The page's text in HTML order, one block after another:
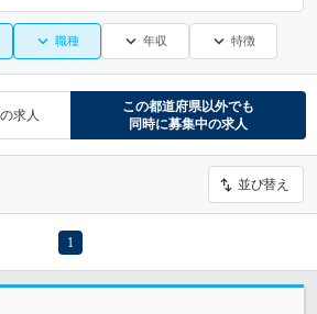
職種 年収 特徴
求人
この都道府県以外でも
同時に募集中の求人
並び替え
1